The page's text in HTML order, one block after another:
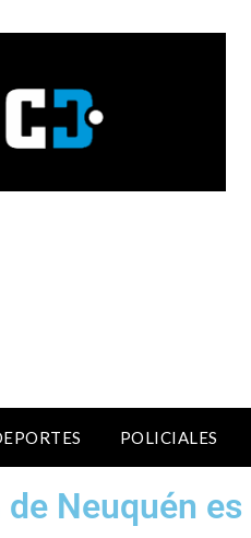
POLICIALES
Neuquén